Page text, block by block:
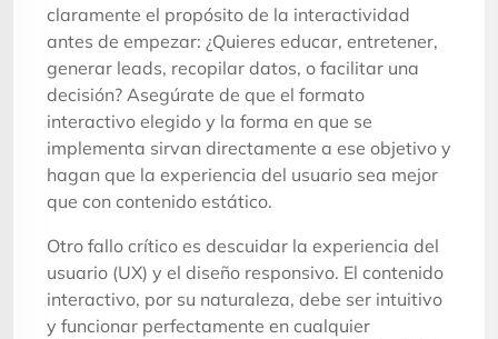
claramente el propósito de la interactividad
antes de empezar: ¿Quieres educar, entretener,
generar leads, recopilar datos, o facilitar una
decisión? Asegúrate de que el formato
interactivo elegido y la forma en que se
implementa sirvan directamente a ese objetivo y
hagan que la experiencia del usuario sea mejor
que con contenido estático.
Otro fallo crítico es descuidar la experiencia del
usuario (UX) y el diseño responsivo. El contenido
interactivo, por su naturaleza, debe ser intuitivo
y funcionar perfectamente en cualquier